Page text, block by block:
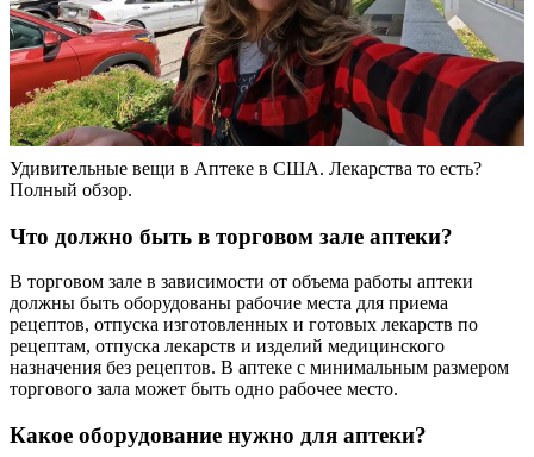
Удивительные вещи в Аптеке в США. Лекарства то есть?
Полный обзор.
Что должно быть в торговом зале аптеки?
В торговом зале в зависимости от объема работы аптеки
должны быть оборудованы рабочие места для приема
рецептов, отпуска изготовленных и готовых лекарств по
рецептам, отпуска лекарств и изделий медицинского
назначения без рецептов. В аптеке с минимальным размером
торгового зала может быть одно рабочее место.
Какое оборудование нужно для аптеки?